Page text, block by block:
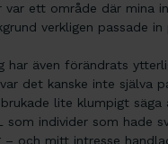
ett område där mina
verkligen passade
har även förändrats
det kanske inte själva
lite klumpigt säga
som individer som hade
– och mitt intresse